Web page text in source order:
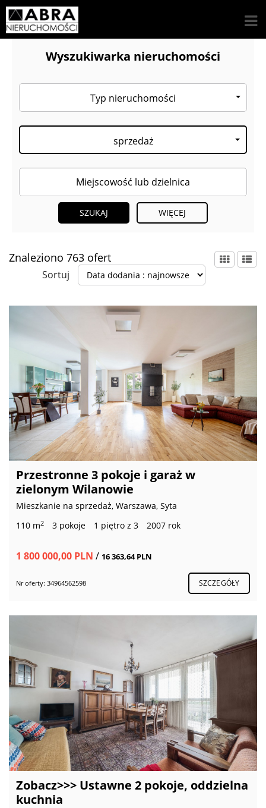
Wyszukiwarka nieruchomości
Typ nieruchomości
sprzedaż
WIĘCEJ
Znaleziono 763 ofert
Sortuj
Przestronne 3 pokoje i garaż w
zielonym Wilanowie
Mieszkanie na sprzedaż, Warszawa, Syta
110 m2 3 pokoje 1 piętro z 3 2007 rok
1 800 000,00 PLN / 16 363,64 PLN
Nr oferty: 34964562598 SZCZEGÓŁY
Zobacz>>> Ustawne 2 pokoje, oddzielna
kuchnia